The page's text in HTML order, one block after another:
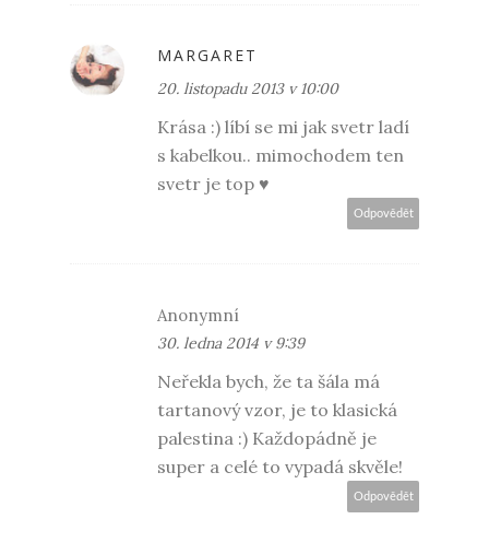
MARGARET
20. listopadu 2013 v 10:00
Krása :) líbí se mi jak svetr ladí
s kabelkou.. mimochodem ten
svetr je top ♥
Odpovědět
Anonymní
30. ledna 2014 v 9:39
Neřekla bych, že ta šála má
tartanový vzor, je to klasická
palestina :) Každopádně je
super a celé to vypadá skvěle!
Odpovědět